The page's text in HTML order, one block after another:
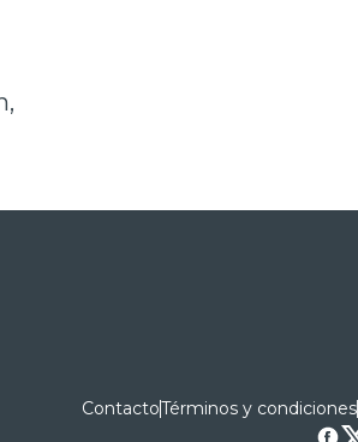
ContactoTérminos y condiciones